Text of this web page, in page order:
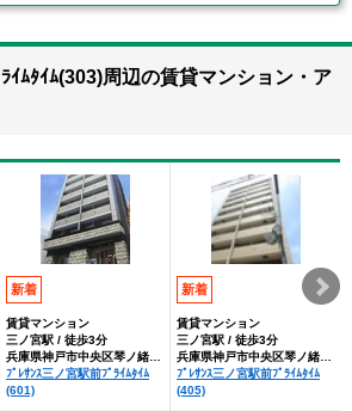
ｲﾑﾀｲﾑ(303)周辺の賃貸マンション・ア
新着
賃貸マンション
三ノ宮駅 / 徒歩3分
ﾌﾟﾚｻﾝｽ三ノ宮駅前ﾌﾟﾗｲﾑﾀｲﾑ
(601)
新着
賃貸マンション
三ノ宮駅 / 徒歩3分
ﾌﾟﾚｻﾝｽ三ノ宮駅前ﾌﾟﾗｲﾑﾀｲﾑ
(405)